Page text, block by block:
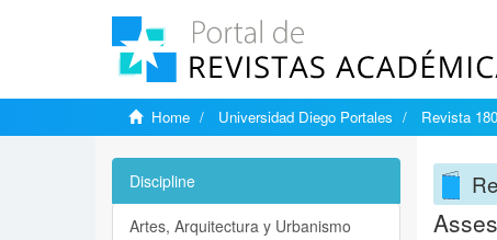
Home Universidad Diego Portales Revista 180
Discipline
Artes, Arquitectura y Urbanismo